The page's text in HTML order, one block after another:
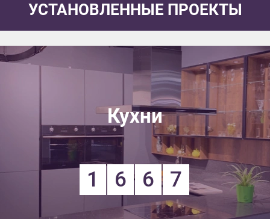
УСТАНОВЛЕННЫЕ ПРОЕКТЫ
Кухни
1 6 6 7